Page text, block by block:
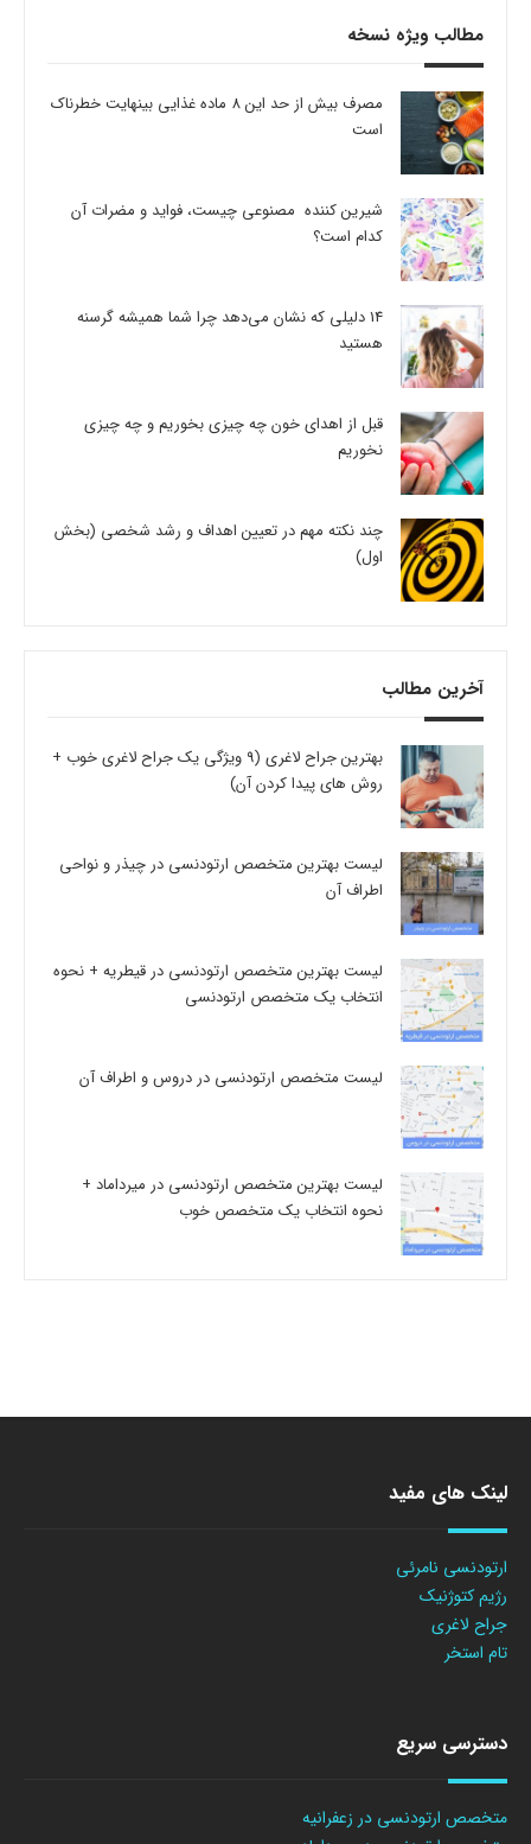
مطالب ویژه نسخه
مصرف بیش از حد این 8 ماده غذایی بینهایت خطرناک
است
شیرین کننده مصنوعی چیست، فواید و مضرات آن
کدام است؟
14 دلیلی که نشان می‌دهد چرا شما همیشه گرسنه
هستید
قبل از اهدای خون چه چیزی بخوریم و چه چیزی
نخوریم
چند نکته مهم در تعیین اهداف و رشد شخصی (بخش
اول)
آخرین مطالب
بهترین جراح لاغری (9 ویژگی یک جراح لاغری خوب +
روش های پیدا کردن آن)
لیست بهترین متخصص ارتودنسی در چیذر و نواحی
اطراف آن
لیست بهترین متخصص ارتودنسی در قیطریه + نحوه
انتخاب یک متخصص ارتودنسی
لیست متخصص ارتودنسی در دروس و اطراف آن
لیست بهترین متخصص ارتودنسی در میرداماد +
نحوه انتخاب یک متخصص خوب
لینک های مفید
ارتودنسی نامرئی
رژیم کتوژنیک
جراح لاغری
تام استخر
دسترسی سریع
متخصص ارتودنسی در زعفرانیه